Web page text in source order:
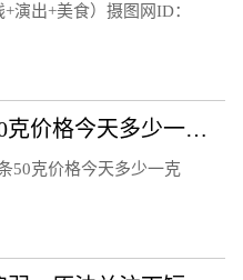
演出+美食）摄图网ID：
工商银行龙凤呈祥金条50克价格今天多少一克（2023年08月03日）
50克价格今天多少一克